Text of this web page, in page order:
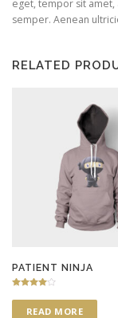
eget, tempor sit
semper. Aenean
RELATED
PATIENT NINJA
4.50
out of 5READ MORE